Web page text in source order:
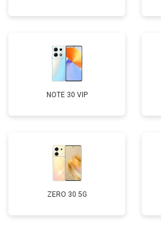
NOTE 30 VIP
ZERO 30 5G